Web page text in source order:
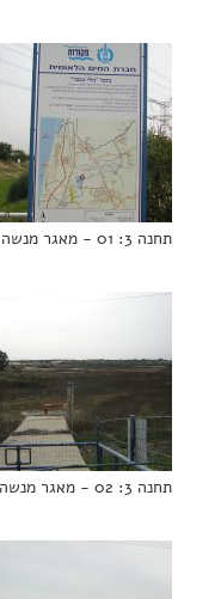
תחנה 3: 01 - מאגר מנשה - הסכר. מפת התמצאות
תחנה 3: 02 - מאגר מנשה - הסכר.